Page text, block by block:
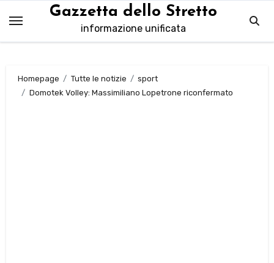
contenuto
Gazzetta dello Stretto
informazione unificata
Homepage Tutte le notizie
sport
Domotek Volley: Massimiliano Lopetrone riconfermato